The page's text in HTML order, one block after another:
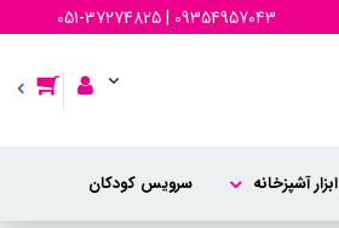
051-37274825 | 09354957043
ابزار آشپزخانه سرویس کودکان